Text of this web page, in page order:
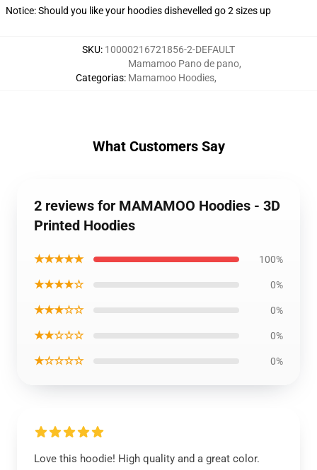
Notice: Should you like your hoodies dishevelled go 2 sizes up
SKU: 10000216721856-2-DEFAULT
Categorias:
Mamamoo Pano de pano,
Mamamoo Hoodies,
What Customers Say
2 reviews for MAMAMOO Hoodies - 3D
Printed Hoodies
★★★★★ 100%
★★★★☆ 0%
★★★☆☆ 0%
★★☆☆☆ 0%
★☆☆☆☆ 0%
Love this hoodie! High quality and a great color.